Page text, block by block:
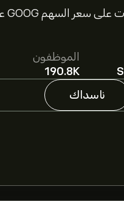
الموظفون
190.8K
ناسداك